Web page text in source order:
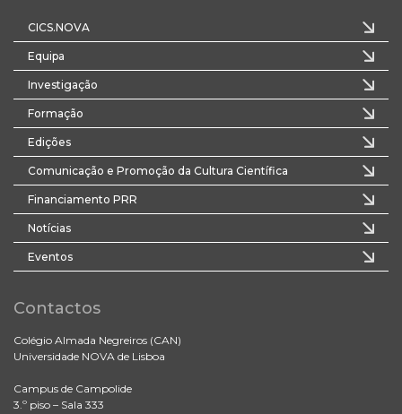
CICS.NOVA
Equipa
Investigação
Formação
Edições
Comunicação e Promoção da Cultura Científica
Financiamento PRR
Notícias
Eventos
Contactos
Colégio Almada Negreiros (CAN)
Universidade NOVA de Lisboa
Campus de Campolide
3.º piso – Sala 333